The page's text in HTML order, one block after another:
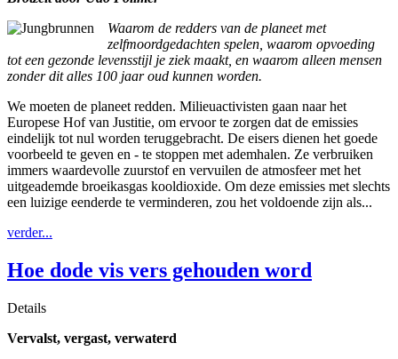
Waarom de redders van de planeet met
zelfmoordgedachten spelen, waarom opvoeding
tot een gezonde levensstijl je ziek maakt, en waarom alleen mensen
zonder dit alles 100 jaar oud kunnen worden.
We moeten de planeet redden. Milieuactivisten gaan naar het
Europese Hof van Justitie, om ervoor te zorgen dat de emissies
eindelijk tot nul worden teruggebracht. De eisers dienen het goede
voorbeeld te geven en - te stoppen met ademhalen. Ze verbruiken
immers waardevolle zuurstof en vervuilen de atmosfeer met het
uitgeademde broeikasgas kooldioxide. Om deze emissies met slechts
een luizige eenderde te verminderen, zou het voldoende zijn als...
verder...
Hoe dode vis vers gehouden word
Details
Vervalst, vergast, verwaterd